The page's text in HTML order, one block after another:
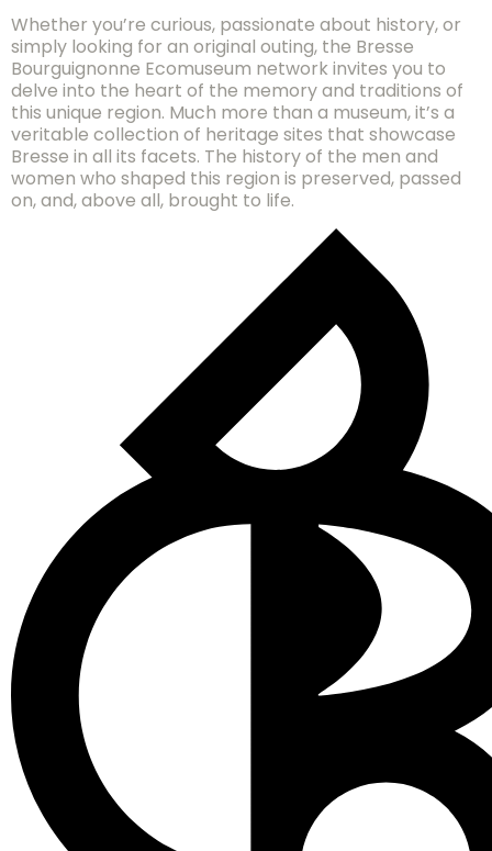
Whether you’re curious, passionate about history, or
simply looking for an original outing, the Bresse
Bourguignonne Ecomuseum network invites you to
delve into the heart of the memory and traditions of
this unique region. Much more than a museum, it’s a
veritable collection of heritage sites that showcase
Bresse in all its facets. The history of the men and
women who shaped this region is preserved, passed
on, and, above all, brought to life.